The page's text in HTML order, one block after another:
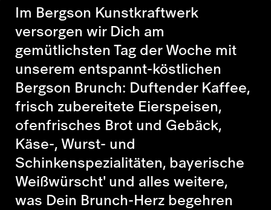
Im Bergson Kunstkraftwerk
versorgen wir Dich am
gemütlichsten Tag der Woche mit
unserem entspannt-köstlichen
Bergson Brunch: Duftender Kaffee,
frisch zubereitete Eierspeisen,
ofenfrisches Brot und Gebäck,
Käse-, Wurst- und
Schinkenspezialitäten, bayerische
Weißwürscht' und alles weitere,
was Dein Brunch-Herz begehren